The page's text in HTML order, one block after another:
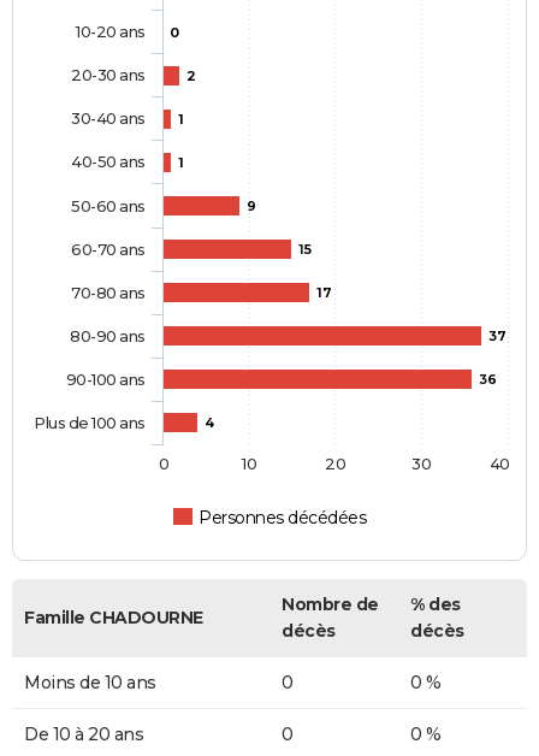
0
2
1
1
9
15
17
37
36
4
Personnes décédées
10-20 ans
20-30 ans
30-40 ans
40-50 ans
50-60 ans
60-70 ans
70-80 ans
80-90 ans
90-100 ans
Plus de 100 ans
0 10 20 30 40
Famille CHADOURNE
Nombre de
décès
% des
décès
Moins de 10 ans 0 0 %
De 10 à 20 ans 0 0 %